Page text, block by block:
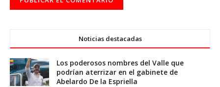
Noticias destacadas
Los poderosos nombres del Valle que
podrían aterrizar en el gabinete de
Abelardo De la Espriella